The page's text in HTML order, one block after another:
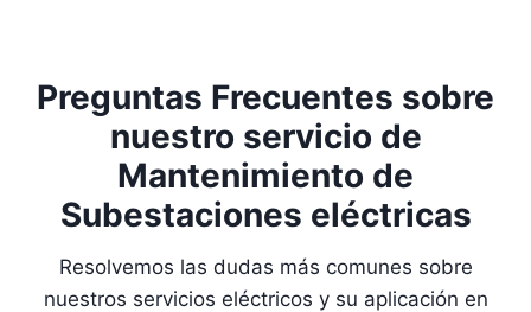
Preguntas Frecuentes sobre
nuestro servicio de
Mantenimiento de
Subestaciones eléctricas
Resolvemos las dudas más comunes sobre
nuestros servicios eléctricos y su aplicación en